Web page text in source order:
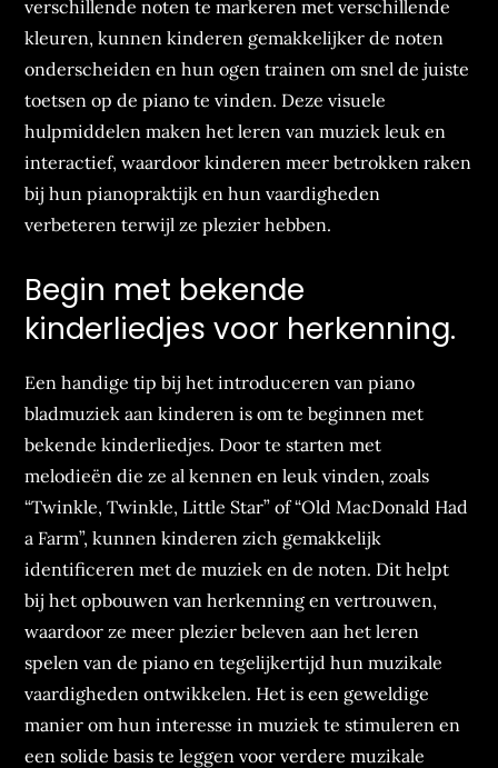
verschillende noten te markeren met verschillende
kleuren, kunnen kinderen gemakkelijker de noten
onderscheiden en hun ogen trainen om snel de juiste
toetsen op de piano te vinden. Deze visuele
hulpmiddelen maken het leren van muziek leuk en
interactief, waardoor kinderen meer betrokken raken
bij hun pianopraktijk en hun vaardigheden
verbeteren terwijl ze plezier hebben.
Begin met bekende
kinderliedjes voor herkenning.
Een handige tip bij het introduceren van piano
bladmuziek aan kinderen is om te beginnen met
bekende kinderliedjes. Door te starten met
melodieën die ze al kennen en leuk vinden, zoals
“Twinkle, Twinkle, Little Star” of “Old MacDonald Had
a Farm”, kunnen kinderen zich gemakkelijk
identificeren met de muziek en de noten. Dit helpt
bij het opbouwen van herkenning en vertrouwen,
waardoor ze meer plezier beleven aan het leren
spelen van de piano en tegelijkertijd hun muzikale
vaardigheden ontwikkelen. Het is een geweldige
manier om hun interesse in muziek te stimuleren en
een solide basis te leggen voor verdere muzikale